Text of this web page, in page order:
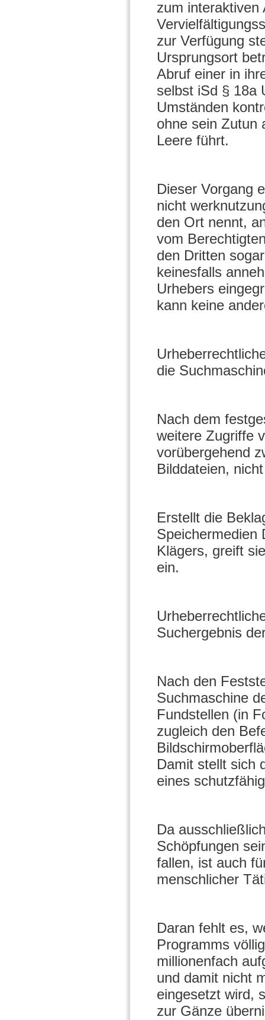
zum interaktiven
zur Verfügung
Ursprungsort
Abruf einer in
selbst iSd § 18a
Umständen
ohne sein Zutun
Leere führt.
Dieser Vorgang
nicht
den Ort nennt,
vom
den Dritten
keinesfalls
Urhebers
kann keine
die
Nach dem
weitere Zugriffe
vorübergehend
Bilddateien,
Erstellt die
Speichermedien
Klägers, greift
ein.
Suchergebnis
Nach den
Suchmaschine
Fundstellen (in
zugleich den
Damit stellt sich
eines
Da
Schöpfungen
fallen, ist auch
menschlicher
Daran fehlt es,
Programms
millionenfach
und damit nicht
eingesetzt wird,
zur Gänze